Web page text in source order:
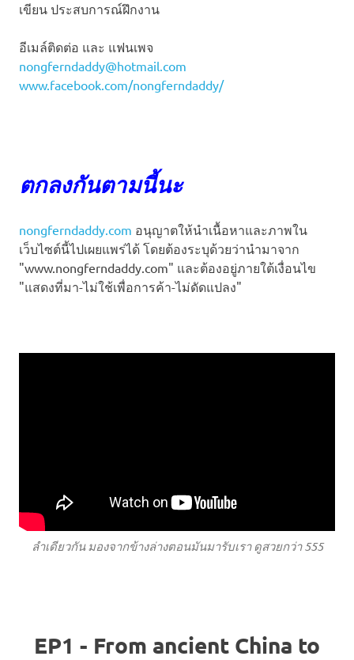
เขียน ประสบการณ์ฝึกงาน
อีเมล์ติดต่อ และ แฟนเพจ
nongferndaddy@hotmail.com
www.facebook.com/nongferndaddy/
ตกลงกันตามนี้นะ
nongferndaddy.com อนุญาตให้นำเนื้อหาและภาพใน
เว็บไซต์นี้ไปเผยแพร่ได้ โดยต้องระบุด้วยว่านำมาจาก
"www.nongferndaddy.com" และต้องอยู่ภายใต้เงื่อนไข
"แสดงที่มา-ไม่ใช้เพื่อการค้า-ไม่ดัดแปลง"
ลำเดียวกัน มองจากข้างล่างตอนมันมารับเรา ดูสวยกว่า 555
EP1 - From ancient China to